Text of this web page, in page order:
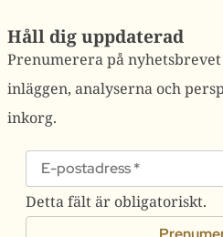
Håll dig uppdaterad
Prenumerera på nyhetsbrevet
inläggen, analyserna och
inkorg.
Detta fält är obligatoriskt.